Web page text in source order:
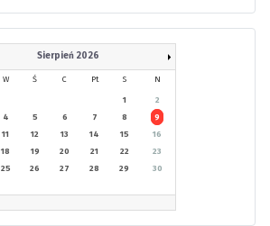
Sierpień 2026
W Ś C Pt S N
1
2
4 5 6 7 8
9
11 12 13 14 15
16
18 19 20 21 22
23
25 26 27 28 29
30